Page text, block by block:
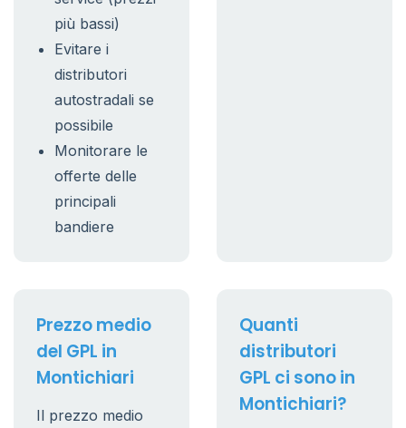
più bassi)
Evitare i
distributori
autostradali se
possibile
Monitorare le
offerte delle
principali
bandiere
Prezzo medio
del GPL in
Montichiari
Il prezzo medio
Quanti
distributori
GPL ci sono in
Montichiari?